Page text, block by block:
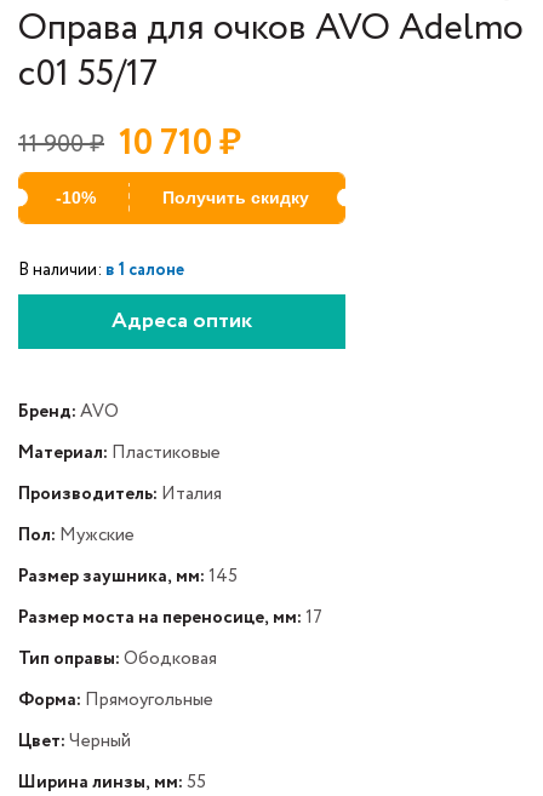
Оправа для очков AVO Adelmo
c01 55/17
11 900₽ 10 710₽
-10% Получить скидку
В наличии: в 1 салоне
Адреса оптик
Бренд:AVO
Материал: Пластиковые
Производитель: Италия
Пол: Мужские
Размер заушника, мм:145
Размер моста на переносице, мм:17
Тип оправы:Ободковая
Форма: Прямоугольные
Цвет:Черный
Ширина линзы, мм:55